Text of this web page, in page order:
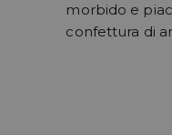
morbido e
confettura di